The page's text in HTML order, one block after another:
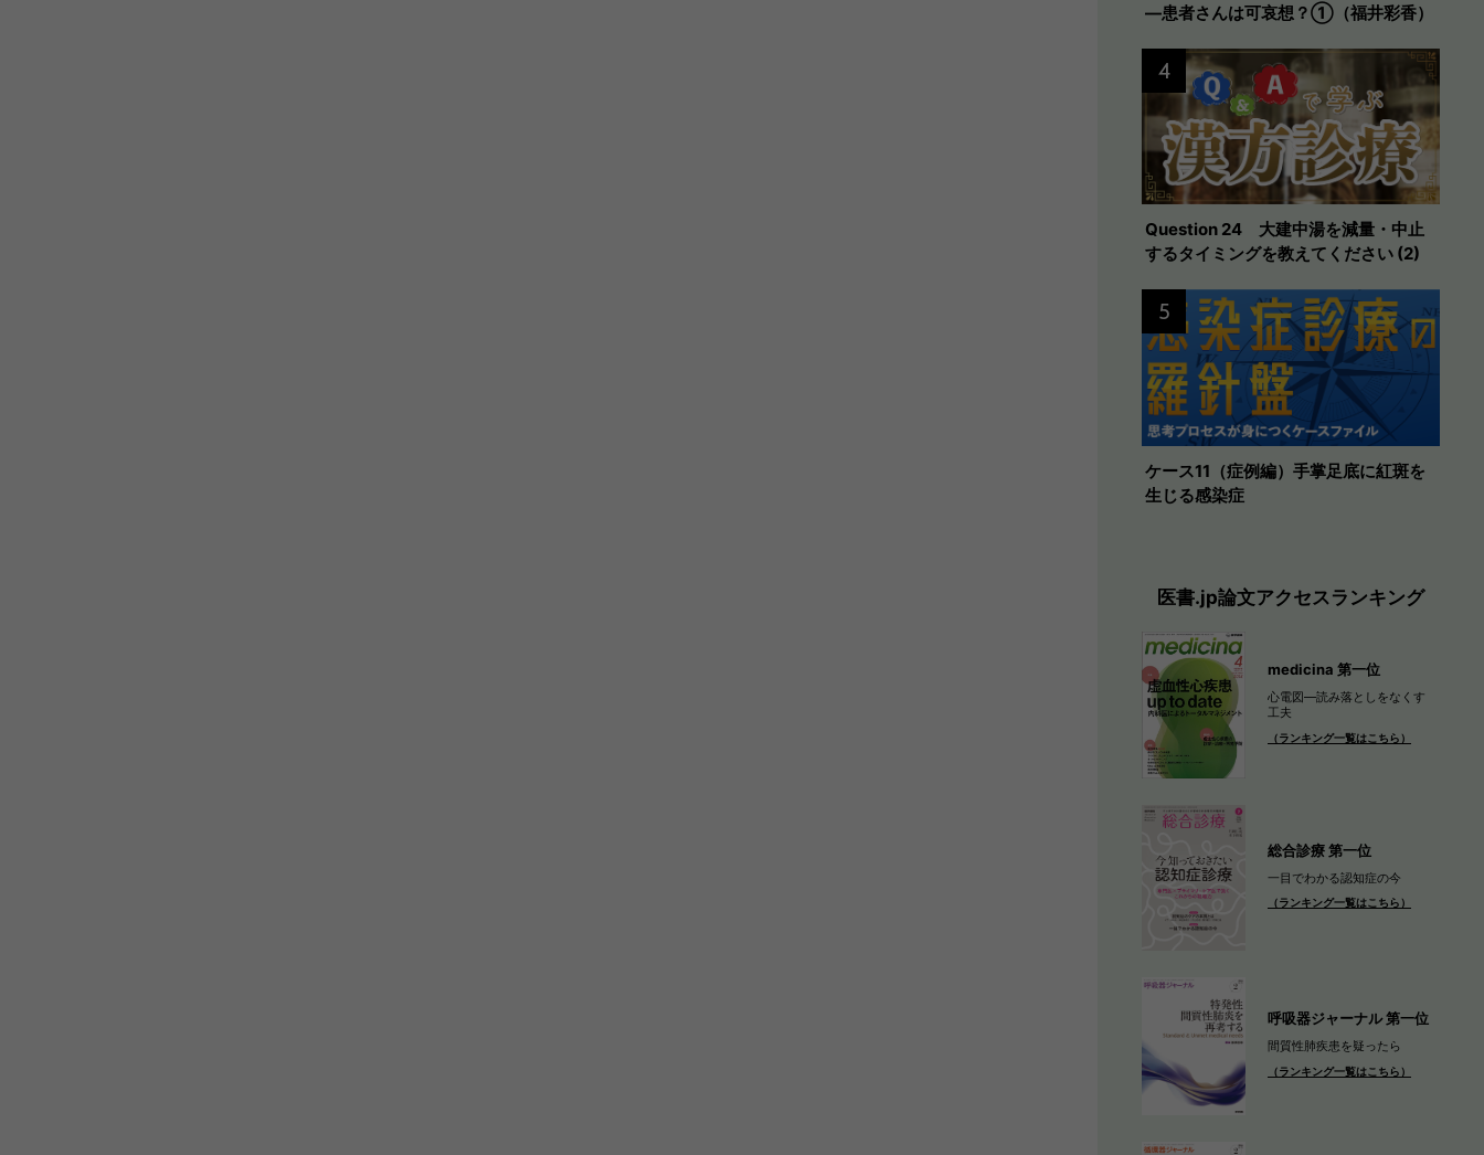
―患者さんは可哀想？①（福井彩香）
Question 24 大建中湯を減量・中止
するタイミングを教えてください (2)
4
ケース11（症例編）手掌足底に紅斑を
生じる感染症
5
医書.jp論文アクセスランキング
medicina 第一位
心電図―読み落としをなくす
工夫
（ランキング一覧はこちら）
総合診療 第一位
一目でわかる認知症の今
（ランキング一覧はこちら）
呼吸器ジャーナル 第一位
間質性肺疾患を疑ったら
（ランキング一覧はこちら）